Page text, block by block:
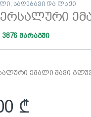
, საღებავი და ლაქი
3876 მარაგში
ემალი შავი
₾